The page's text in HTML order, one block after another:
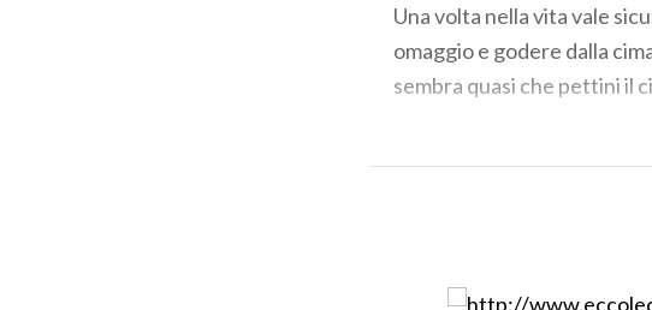
Una volta nella vita vale
omaggio e godere dalla
sembra quasi che pettini il